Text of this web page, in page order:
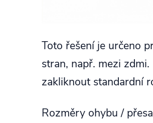
Toto řešení je určeno
stran, např. mezi
zakliknout standardní
Rozměry ohybu /